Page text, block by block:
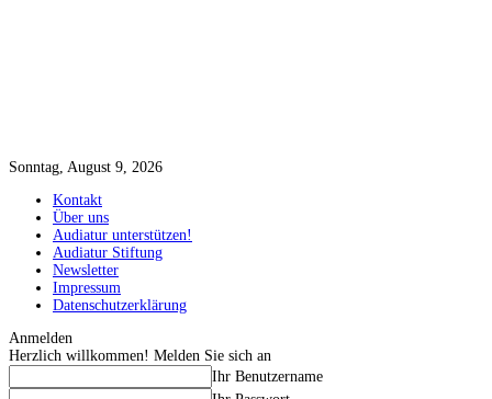
Sonntag, August 9, 2026
Kontakt
Über uns
Audiatur unterstützen!
Audiatur Stiftung
Newsletter
Impressum
Datenschutzerklärung
Anmelden
Herzlich willkommen! Melden Sie sich an
Ihr Benutzername